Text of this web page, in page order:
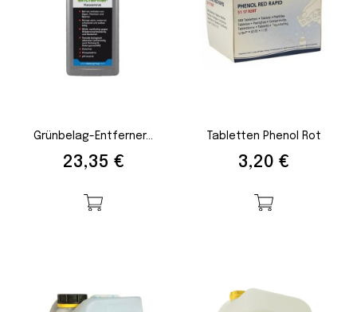
Grünbelag-Entferner...
Preis
23,35 €
Tabletten Phenol Rot
Preis
3,20 €